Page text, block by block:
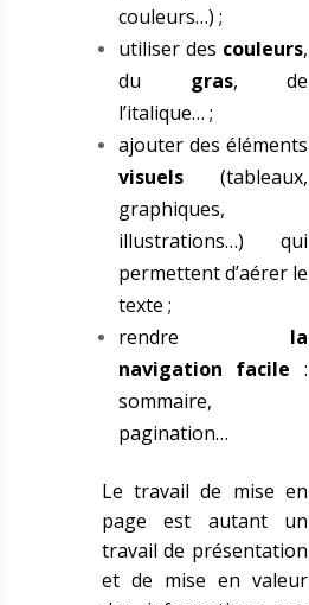
couleurs…) ;
utiliser des couleurs,
du gras, de
l’italique… ;
ajouter des éléments
visuels(tableaux,
graphiques,
illustrations…) qui
permettent d’aérer le
texte ;
rendre la
navigation facile :
sommaire,
pagination…
Le travail de mise en
page est autant un
travail de présentation
et de mise en valeur